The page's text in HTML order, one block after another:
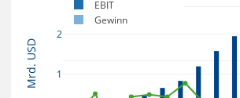
1
2
EBIT
Gewinn
Mrd. USD